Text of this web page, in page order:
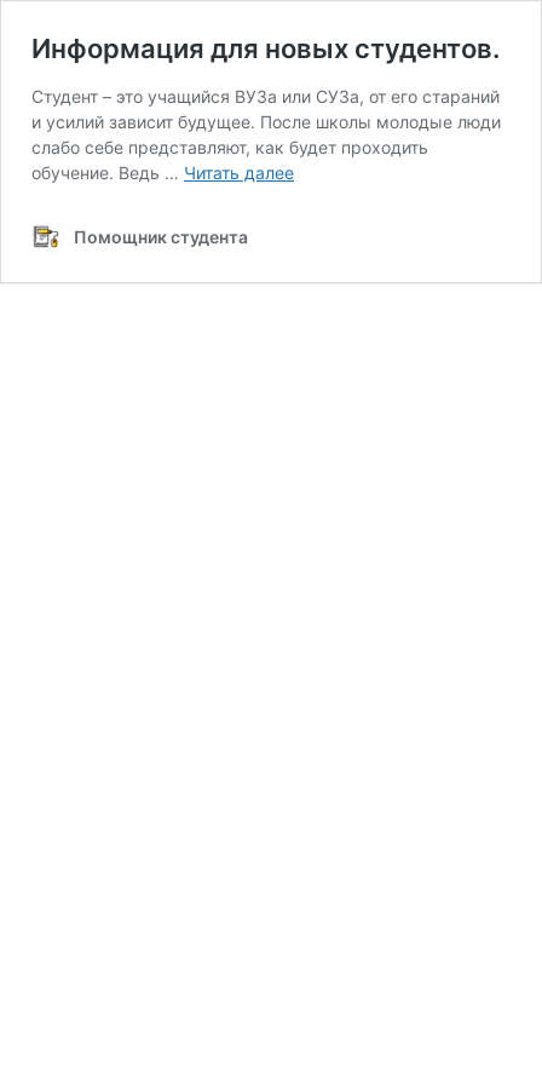
Информация для новых студентов.
Студент – это учащийся ВУЗа или СУЗа, от его стараний
и усилий зависит будущее. После школы молодые люди
слабо себе представляют, как будет проходить
обучение. Ведь … Читать далееИнформация
Помощник студента